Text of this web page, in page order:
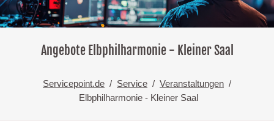
Angebote Elbphilharmonie - Kleiner Saal
Servicepoint.de Service
Veranstaltungen
Elbphilharmonie - Kleiner Saal